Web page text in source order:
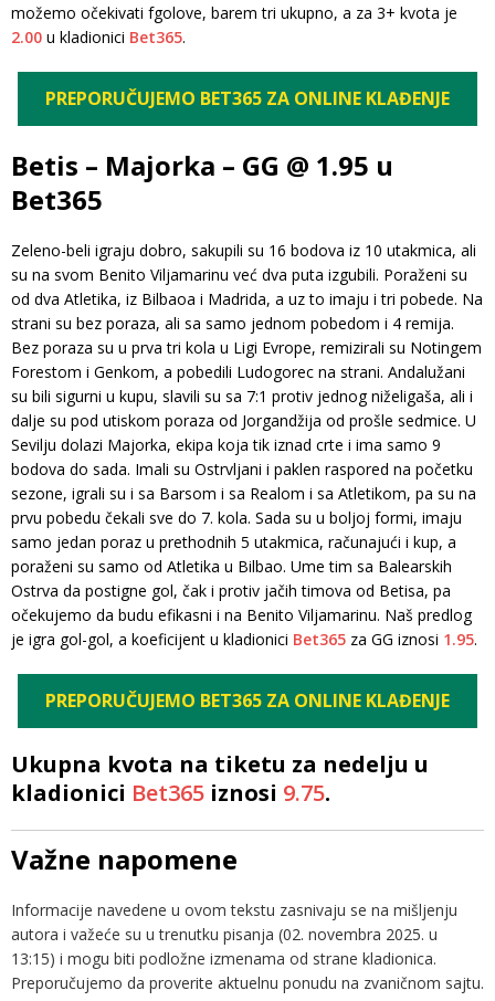
možemo očekivati fgolove, barem tri ukupno, a za 3+ kvota je
2.00 u kladionici Bet365.
PREPORUČUJEMO BET365 ZA ONLINE KLAĐENJE
Betis – Majorka – GG @ 1.95 u
Bet365
Zeleno-beli igraju dobro, sakupili su 16 bodova iz 10 utakmica, ali
su na svom Benito Viljamarinu već dva puta izgubili. Poraženi su
od dva Atletika, iz Bilbaoa i Madrida, a uz to imaju i tri pobede. Na
strani su bez poraza, ali sa samo jednom pobedom i 4 remija.
Bez poraza su u prva tri kola u Ligi Evrope, remizirali su Notingem
Forestom i Genkom, a pobedili Ludogorec na strani. Andalužani
su bili sigurni u kupu, slavili su sa 7:1 protiv jednog niželigaša, ali i
dalje su pod utiskom poraza od Jorgandžija od prošle sedmice. U
Sevilju dolazi Majorka, ekipa koja tik iznad crte i ima samo 9
bodova do sada. Imali su Ostrvljani i paklen raspored na početku
sezone, igrali su i sa Barsom i sa Realom i sa Atletikom, pa su na
prvu pobedu čekali sve do 7. kola. Sada su u boljoj formi, imaju
samo jedan poraz u prethodnih 5 utakmica, računajući i kup, a
poraženi su samo od Atletika u Bilbao. Ume tim sa Balearskih
Ostrva da postigne gol, čak i protiv jačih timova od Betisa, pa
očekujemo da budu efikasni i na Benito Viljamarinu. Naš predlog
je igra gol-gol, a koeficijent u kladionici Bet365 za GG iznosi 1.95.
PREPORUČUJEMO BET365 ZA ONLINE KLAĐENJE
Ukupna kvota na tiketu za nedelju u
kladionici Bet365 iznosi 9.75.
Važne napomene
Informacije navedene u ovom tekstu zasnivaju se na mišljenju
autora i važeće su u trenutku pisanja (02. novembra 2025. u
13:15) i mogu biti podložne izmenama od strane kladionica.
Preporučujemo da proverite aktuelnu ponudu na zvaničnom sajtu.